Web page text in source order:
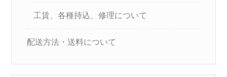
工賃、各種持込、修理について
配送方法・送料について